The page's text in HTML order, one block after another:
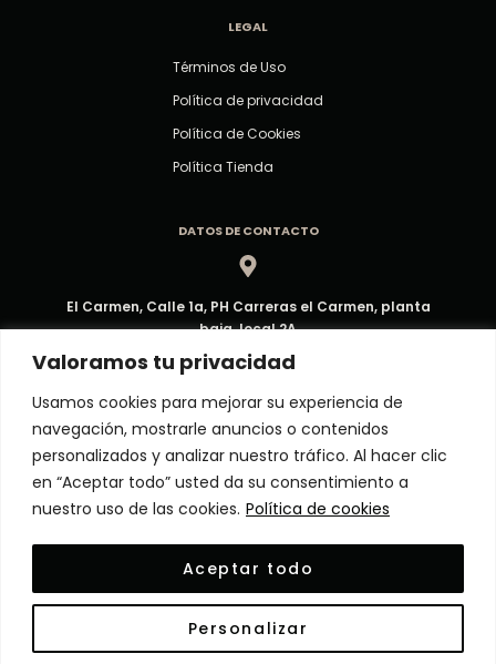
Valoramos tu privacidad
Usamos cookies para mejorar su experiencia de
navegación, mostrarle anuncios o contenidos
personalizados y analizar nuestro tráfico. Al hacer clic
en “Aceptar todo” usted da su consentimiento a
nuestro uso de las cookies. Política de cookies
Personalizar
Aceptar todo
LEGAL
Términos de Uso
Política de privacidad
Política de Cookies
Política Tienda
DATOS DE CONTACTO
El Carmen, Calle 1a, PH Carreras el Carmen, planta
baja, local 2A
Dirección
ventas@decorpma.com
Correo electrónico
Atención al Cliente